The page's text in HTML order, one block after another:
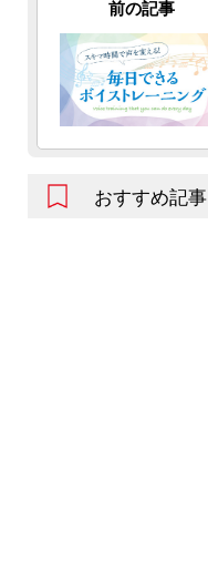
前の記事
おすすめ記事